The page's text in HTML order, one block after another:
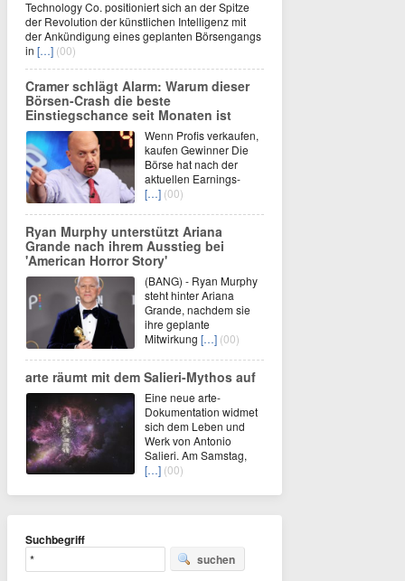
Technology Co. positioniert sich an der Spitze
der Revolution der künstlichen Intelligenz mit
der Ankündigung eines geplanten Börsengangs
in […] (00)
Cramer schlägt Alarm: Warum dieser
Börsen-Crash die beste
Einstiegschance seit Monaten ist
Wenn Profis verkaufen,
kaufen Gewinner Die
Börse hat nach der
aktuellen Earnings-
[…] (00)
Ryan Murphy unterstützt Ariana
Grande nach ihrem Ausstieg bei
'American Horror Story'
(BANG) - Ryan Murphy
steht hinter Ariana
Grande, nachdem sie
ihre geplante
Mitwirkung […] (00)
arte räumt mit dem Salieri-Mythos auf
Eine neue arte-
Dokumentation widmet
sich dem Leben und
Werk von Antonio
Salieri. Am Samstag,
[…] (00)
Suchbegriff
suchen